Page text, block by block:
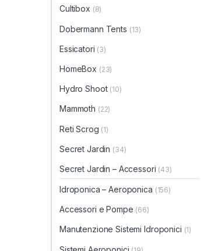
Cultibox (8)
Dobermann Tents (13)
Essicatori (3)
HomeBox (23)
Hydro Shoot (10)
Mammoth (22)
Reti Scrog (1)
Secret Jardin (34)
Secret Jardin – Accessori (43)
Idroponica – Aeroponica (156)
Accessori e Pompe (66)
Manutenzione Sistemi Idroponici (1)